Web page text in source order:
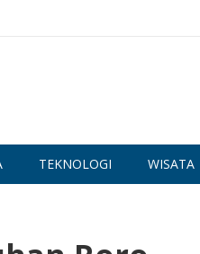
TEKNOLOGI WISATA